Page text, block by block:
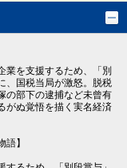
業を支援するため、「別
、国税当局が激怒。脱税
の部下の逮捕など未曾有
がぬ覚悟を描く実名経済
】